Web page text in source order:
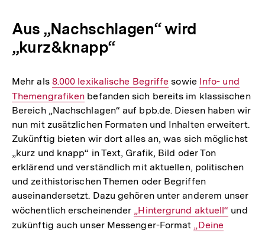
Aus „Nachschlagen“ wird
„kurz&knapp“
Mehr als Interner
Link:
8.000 lexikalische Begriffe sowie Interner
Link:
Info- und
Themengrafiken befanden sich bereits im klassischen
Bereich „Nachschlagen“ auf bpb.de. Diesen haben wir
nun mit zusätzlichen Formaten und Inhalten erweitert.
Zukünftig bieten wir dort alles an, was sich möglichst
„kurz und knapp“ in Text, Grafik, Bild oder Ton
erklärend und verständlich mit aktuellen, politischen
und zeithistorischen Themen oder Begriffen
auseinandersetzt. Dazu gehören unter anderem unser
wöchentlich erscheinender Interner
Link:
„Hintergrund aktuell“ und
zukünftig auch unser Messenger-Format Interner
„Deine